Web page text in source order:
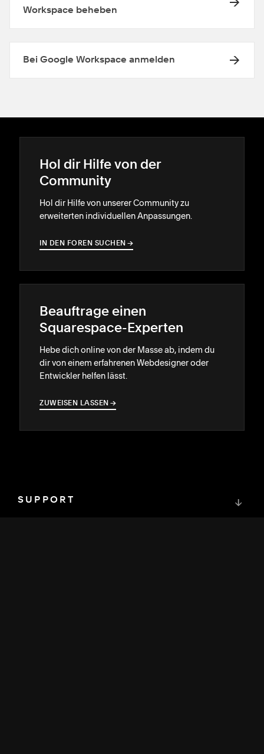
Workspace beheben
Bei Google Workspace anmelden
Hol dir Hilfe von der
Community
Hol dir Hilfe von unserer Community zu
erweiterten individuellen Anpassungen.
IN DEN FOREN SUCHEN →
→
Beauftrage einen
Squarespace-Experten
Hebe dich online von der Masse ab, indem du
dir von einem erfahrenen Webdesigner oder
Entwickler helfen lässt.
ZUWEISEN LASSEN →
→
SUPPORT ↓